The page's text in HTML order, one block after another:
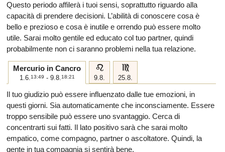
Questo periodo affilerà i tuoi sensi, soprattutto riguardo alla
capacità di prendere decisioni. L’abilità di conoscere cosa è
bello e prezioso e cosa è inutile e orrendo può essere molto
utile. Sarai molto gentile ed educato col tuo partner, quindi
probabilmente non ci saranno problemi nella tua relazione.
Mercurio in Cancro
1.6.13:49 - 9.8.18:21
e
9.8.
f
25.8.
Il tuo giudizio può essere influenzato dalle tue emozioni, in
questi giorni. Sia automaticamente che inconsciamente. Essere
troppo sensibile può essere uno svantaggio. Cerca di
concentrarti sui fatti. Il lato positivo sarà che sarai molto
empatico, come compagno, partner o ascoltatore. Quindi, la
gente in tua compagnia si sentirà bene.